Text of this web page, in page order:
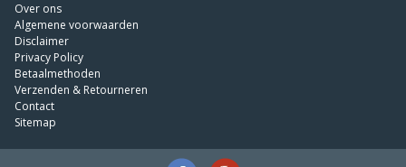
Over ons
Algemene voorwaarden
Disclaimer
Privacy Policy
Betaalmethoden
Verzenden & Retourneren
Contact
Sitemap